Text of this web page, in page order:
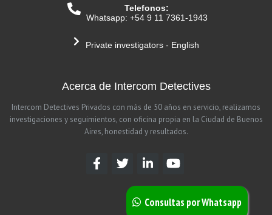
Consultas por Whatsapp
Telefonos:
Whatsapp: +54 9 11 7361-1943
Private investigators - English
Acerca de Intercom Detectives
Intercom Detectives Privados con más de 50 años en servicio, realizamos
investigaciones y seguimientos, con oficina propia en la Ciudad de Buenos
Aires, honestidad y resultados.